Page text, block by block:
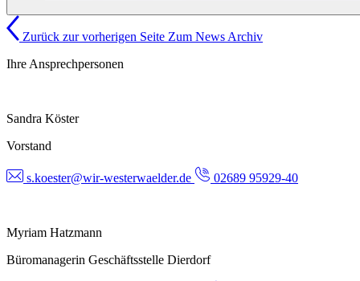
Zurück zur vorherigen Seite Zum News Archiv
Ihre Ansprechpersonen
Sandra Köster
Vorstand
s.koester@wir-westerwaelder.de 02689 95929-40
Myriam Hatzmann
Büromanagerin Geschäftsstelle Dierdorf